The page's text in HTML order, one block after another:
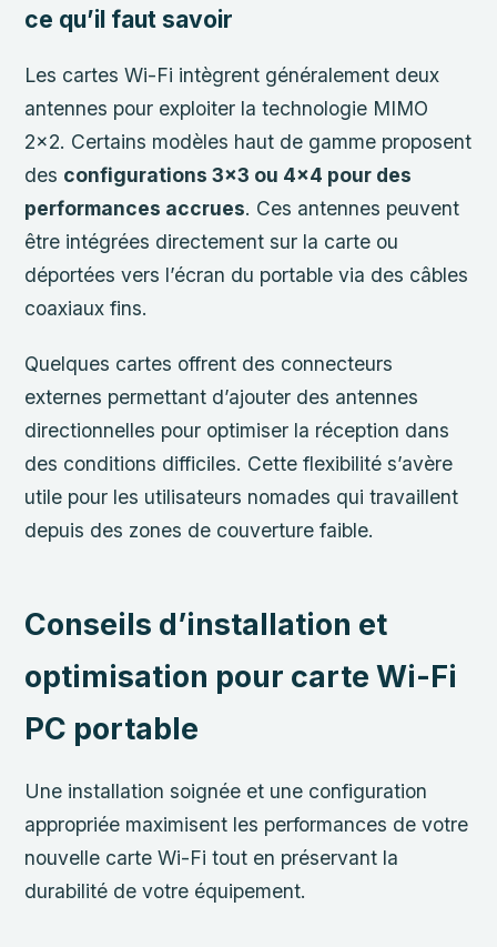
ce qu’il faut savoir
Les cartes Wi-Fi intègrent généralement deux
antennes pour exploiter la technologie MIMO
2×2. Certains modèles haut de gamme proposent
des configurations 3×3 ou 4×4 pour des
performances accrues. Ces antennes peuvent
être intégrées directement sur la carte ou
déportées vers l’écran du portable via des câbles
coaxiaux fins.
Quelques cartes offrent des connecteurs
externes permettant d’ajouter des antennes
directionnelles pour optimiser la réception dans
des conditions difficiles. Cette flexibilité s’avère
utile pour les utilisateurs nomades qui travaillent
depuis des zones de couverture faible.
Conseils d’installation et
optimisation pour carte Wi-Fi
PC portable
Une installation soignée et une configuration
appropriée maximisent les performances de votre
nouvelle carte Wi-Fi tout en préservant la
durabilité de votre équipement.